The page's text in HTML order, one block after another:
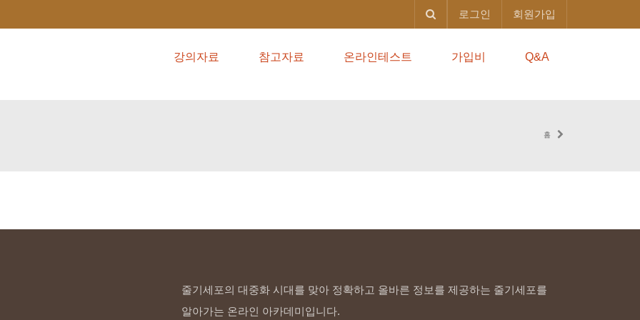
로그인 회원가입
강의자료 참고자료 온라인테스트 가입비 Q&A
홈
줄기세포의 대중화 시대를 맞아 정확하고 올바른 정보를 제공하는 줄기세포를
알아가는 온라인 아카데미입니다.